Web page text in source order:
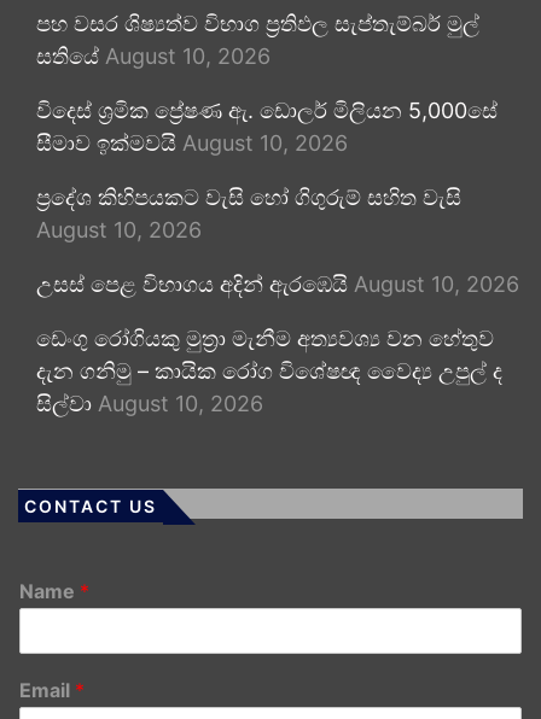
පහ වසර ශිෂ්‍යත්ව විභාග ප්‍රතිඵල සැප්තැම්බර් මුල්
සතියේ August 10, 2026
විදෙස් ශ්‍රමික ප්‍රේෂණ ඇ. ඩොලර් මිලියන 5,000සේ
සීමාව ඉක්මවයි August 10, 2026
ප්‍රදේශ කිහිපයකට වැසි හෝ ගිගුරුම් සහිත වැසි
August 10, 2026
උසස් පෙළ විභාගය අදින් ඇරඹෙයි August 10, 2026
ඩෙංගු රෝගියකු ⁣මුත්‍රා මැනීම අත්‍යවශ්‍ය වන හේතුව
දැන ගනිමු – කායික රෝග විශේෂඥ වෛද්‍ය උපුල් ද
සිල්වා August 10, 2026
CONTACT US
Name *
Email *